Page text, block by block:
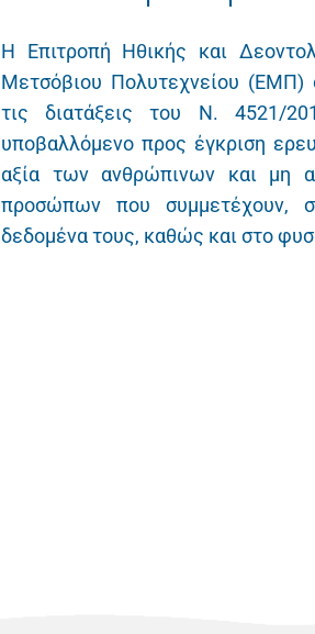
Η Επιτροπή Ηθικής και
Μετσόβιου Πολυτεχνείου (ΕΜΠ)
τις διατάξεις του N. 4521/
υποβαλλόμενο προς έγκριση
αξία των ανθρώπινων και μη
προσώπων που συμμετέχουν,
δεδομένα τους, καθώς και στο